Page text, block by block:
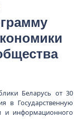
Беларусь от 30
в Государственную
и информационного